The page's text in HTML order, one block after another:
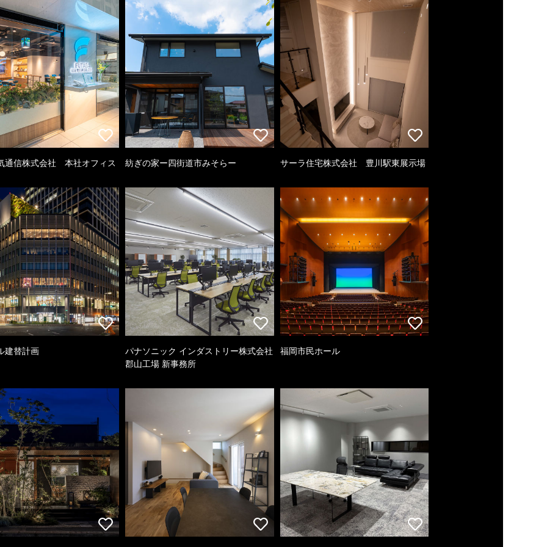
通信株式会社 本社オフィス 紡ぎの家ー四街道市みそらー サーラ住宅株式会社 豊川駅東展示場
建替計画
パナソニック インダストリー株式会社
郡山工場 新事務所
福岡市民ホール